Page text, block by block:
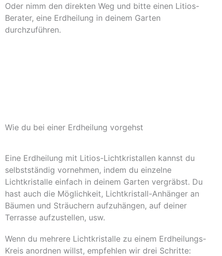
Oder nimm den direkten Weg und bitte einen Litios-
Berater, eine Erdheilung in deinem Garten
durchzuführen.
Wie du bei einer Erdheilung vorgehst
Eine Erdheilung mit Litios-Lichtkristallen kannst du
selbstständig vornehmen, indem du einzelne
Lichtkristalle einfach in deinem Garten vergräbst. Du
hast auch die Möglichkeit, Lichtkristall-Anhänger an
Bäumen und Sträuchern aufzuhängen, auf deiner
Terrasse aufzustellen, usw.
Wenn du mehrere Lichtkristalle zu einem Erdheilungs-
Kreis anordnen willst, empfehlen wir drei Schritte: